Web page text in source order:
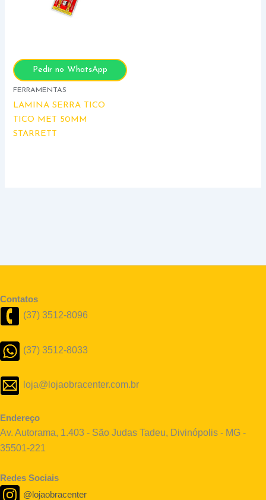
Pedir no WhatsApp
FERRAMENTAS
LAMINA SERRA TICO
TICO MET 50MM
STARRETT
Contatos
(37) 3512-8096
(37) 3512-8033
loja@lojaobracenter.com.br
Endereço
Av. Autorama, 1.403 - São Judas Tadeu, Divinópolis - MG -
35501-221
Redes Sociais
@lojaobracenter